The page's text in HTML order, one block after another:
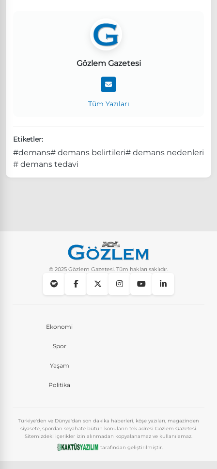
Gözlem Gazetesi
Tüm Yazıları
Etiketler:
#demans# demans belirtileri# demans nedenleri
# demans tedavi
© 2025 Gözlem Gazetesi. Tüm hakları saklıdır.
Ekonomi
Spor
Yaşam
Politika
Türkiye'den ve Dünya'dan son dakika haberleri, köşe yazıları, magazinden
siyasete, spordan seyahate bütün konuların tek adresi Gözlem Gazetesi.
Sitemizdeki içerikler izin alınmadan kopyalanamaz ve kullanılamaz.
tarafından geliştirilmiştir.